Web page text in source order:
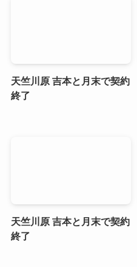
天竺川原 吉本と月末で契約
終了
天竺川原 吉本と月末で契約
終了